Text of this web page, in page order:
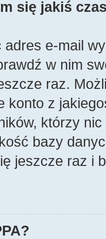
się jakiś
e-mail
w nim
raz.
konto z
którzy
bazy
jeszcze raz i